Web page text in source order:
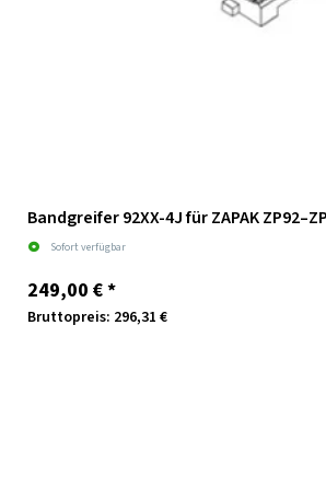
Bandgreifer 92XX-4J für ZAPAK
Sofort verfügbar
249,00 €*
Bruttopreis: 296,31 €